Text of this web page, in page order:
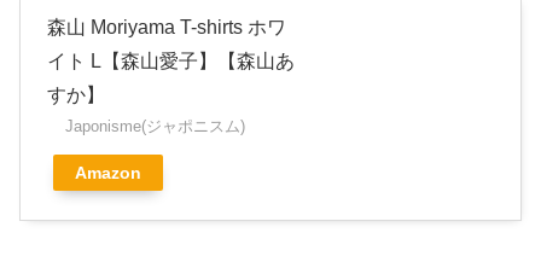
森山 Moriyama T-shirts ホワ
イト L【森山愛子】【森山あ
すか】
Japonisme(ジャポニスム)
Amazon